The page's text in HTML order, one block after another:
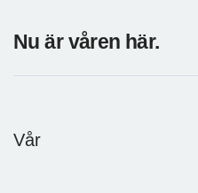
Nu är våren här.
Vår